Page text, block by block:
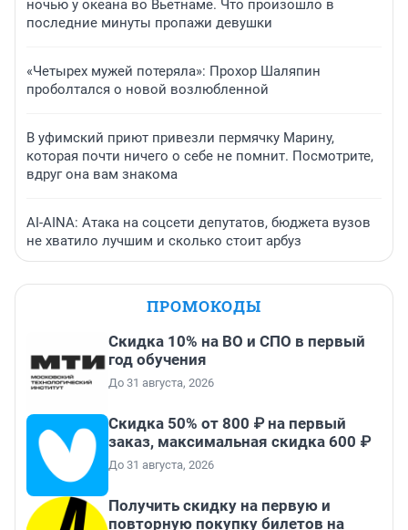
ночью у океана во Вьетнаме. Что произошло в
последние минуты пропажи девушки
«Четырех мужей потеряла»: Прохор Шаляпин
проболтался о новой возлюбленной
В уфимский приют привезли пермячку Марину,
которая почти ничего о себе не помнит. Посмотрите,
вдруг она вам знакома
AI-AINA: Атака на соцсети депутатов, бюджета вузов
не хватило лучшим и сколько стоит арбуз
ПРОМОКОДЫ
Скидка 10% на ВО и СПО в первый
год обучения
До 31 августа, 2026
Скидка 50% от 800 ₽ на первый
заказ, максимальная скидка 600 ₽
До 31 августа, 2026
Получить скидку на первую и
повторную покупку билетов на